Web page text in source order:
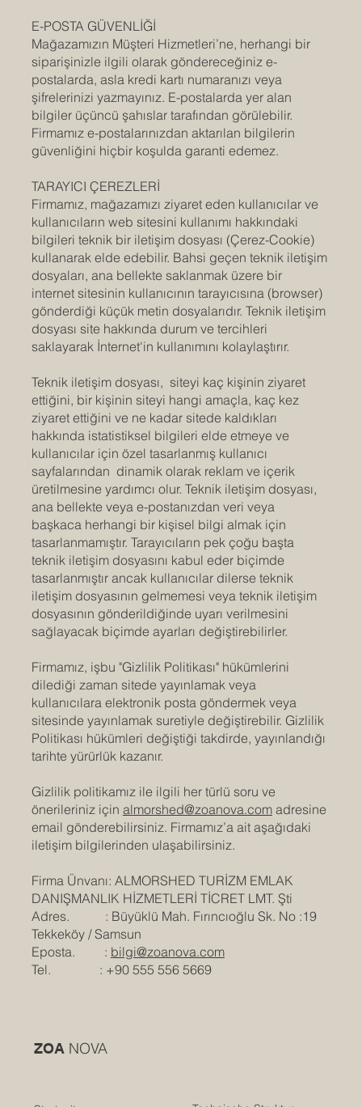
E-POSTA GÜVENLİĞİ
Mağazamızın Müşteri Hizmetleri’ne, herhangi bir
siparişinizle ilgili olarak göndereceğiniz e-
postalarda, asla kredi kartı numaranızı veya
şifrelerinizi yazmayınız. E-postalarda yer alan
bilgiler üçüncü şahıslar tarafından görülebilir.
Firmamız e-postalarınızdan aktarılan bilgilerin
güvenliğini hiçbir koşulda garanti edemez.
TARAYICI ÇEREZLERİ
Firmamız, mağazamızı ziyaret eden kullanıcılar ve
kullanıcıların web sitesini kullanımı hakkındaki
bilgileri teknik bir iletişim dosyası (Çerez-Cookie)
kullanarak elde edebilir. Bahsi geçen teknik iletişim
dosyaları, ana bellekte saklanmak üzere bir
internet sitesinin kullanıcının tarayıcısına (browser)
gönderdiği küçük metin dosyalarıdır. Teknik iletişim
dosyası site hakkında durum ve tercihleri
saklayarak İnternet'in kullanımını kolaylaştırır.
Teknik iletişim dosyası, siteyi kaç kişinin ziyaret
ettiğini, bir kişinin siteyi hangi amaçla, kaç kez
ziyaret ettiğini ve ne kadar sitede kaldıkları
hakkında istatistiksel bilgileri elde etmeye ve
kullanıcılar için özel tasarlanmış kullanıcı
sayfalarından dinamik olarak reklam ve içerik
üretilmesine yardımcı olur. Teknik iletişim dosyası,
ana bellekte veya e-postanızdan veri veya
başkaca herhangi bir kişisel bilgi almak için
tasarlanmamıştır. Tarayıcıların pek çoğu başta
teknik iletişim dosyasını kabul eder biçimde
tasarlanmıştır ancak kullanıcılar dilerse teknik
iletişim dosyasının gelmemesi veya teknik iletişim
dosyasının gönderildiğinde uyarı verilmesini
sağlayacak biçimde ayarları değiştirebilirler.
Firmamız, işbu "Gizlilik Politikası" hükümlerini
dilediği zaman sitede yayınlamak veya
kullanıcılara elektronik posta göndermek veya
sitesinde yayınlamak suretiyle değiştirebilir. Gizlilik
Politikası hükümleri değiştiği takdirde, yayınlandığı
tarihte yürürlük kazanır.
Gizlilik politikamız ile ilgili her türlü soru ve
önerileriniz için almorshed@zoanova.comadresine
email gönderebilirsiniz. Firmamız’a ait aşağıdaki
iletişim bilgilerinden ulaşabilirsiniz.
Firma Ünvanı: ALMORSHED TURİZM EMLAK
DANIŞMANLIK HİZMETLERİ TİCRET LMT. Şti
Adres. : Büyüklü Mah. Fırıncıoğlu Sk. No :19
Tekkeköy / Samsun
Eposta. : bilgi@zoanova.com
Tel. : +90 555 556 5669
ZOA NOVA